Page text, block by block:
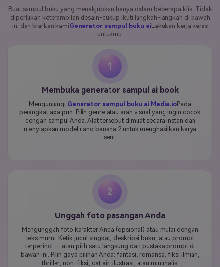
Buat sampul buku yang menakjubkan hanya dalam beberapa klik. Tidak
diperlukan keterampilan desain-cukup ikuti langkah-langkah di bawah
ini dan biarkan kamiGenerator sampul buku ai Lakukan kerja keras
untukmu.
1
Membuka generator sampul ai book
Mengunjungi. Generator sampul buku ai Media.ioPada
perangkat apa pun. Pilih genre atau arah visual yang ingin cocok
dengan sampul Anda. Alat tersebut dimuat secara instan dan
menyiapkan model nano banana 2 untuk menghasilkan karya
seni.
2
Unggah foto pasangan Anda
Mengunggah foto karakter Anda (opsional) atau mulai dengan
teks murni. Ketik judul singkat, deskripsi buku, atau prompt
terperinci — atau pilih satu langsung dari pustaka prompt di
bawah ini. Pilih gaya pilihan Anda: fantasi, romansa, fiksi ilmiah,
thriller, non-fiksi, cat air, ilustrasi, atau minimalis.